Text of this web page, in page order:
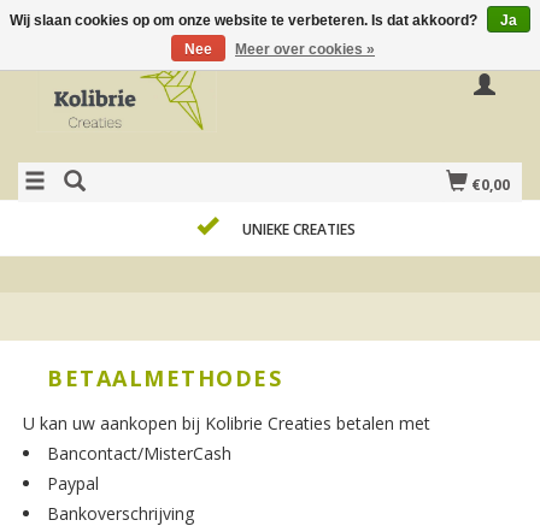
€0,00
UNIEKE CREATIES
BETAALMETHODES
U kan uw aankopen bij Kolibrie Creaties betalen met
Bancontact/MisterCash
Paypal
Bankoverschrijving
Wij slaan cookies op om onze website te verbeteren. Is dat akkoord?
Ja
Nee
Meer over cookies »